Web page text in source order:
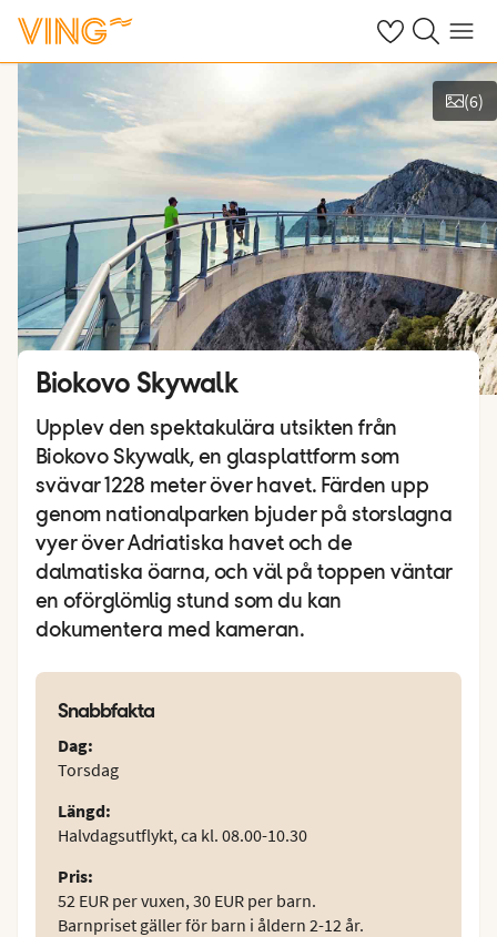
Se dinaSök på ving.se
Meny
Se bilder
(6)
Biokovo Skywalk
Upplev den spektakulära utsikten från
Biokovo Skywalk, en glasplattform som
svävar 1228 meter över havet. Färden upp
genom nationalparken bjuder på storslagna
vyer över Adriatiska havet och de
dalmatiska öarna, och väl på toppen väntar
en oförglömlig stund som du kan
dokumentera med kameran.
Snabbfakta
Dag:
Torsdag
Längd:
Halvdagsutflykt, ca kl. 08.00-10.30
Pris:
52 EUR per vuxen, 30 EUR per barn.
Barnpriset gäller för barn i åldern 2-12 år.